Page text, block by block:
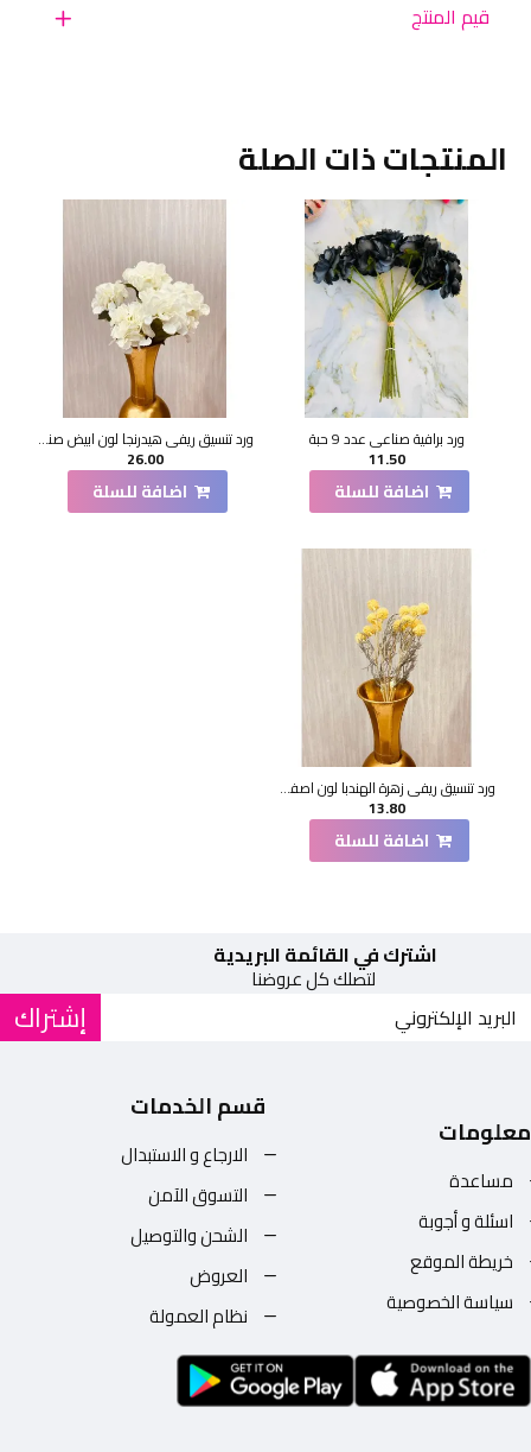
قيم المنتج
المنتجات ذات الصلة
ورد برافية صناعي عدد 9 حبة
11.50
اضافة للسلة
ورد تنسيق ريفي هيدرنجا لون ابيض صناعي 45سم
26.00
اضافة للسلة
ورد تنسيق ريفي زهرة الهندبا لون اصفر صناعي 45سم
13.80
اضافة للسلة
اشترك في القائمة البريدية
لتصلك كل عروضنا
إشتراك
معلومات
مساعدة
اسئلة و أجوبة
خريطة الموقع
سياسة الخصوصية
قسم الخدمات
الارجاع و الاستبدال
التسوق الآمن
الشحن والتوصيل
العروض
نظام العمولة